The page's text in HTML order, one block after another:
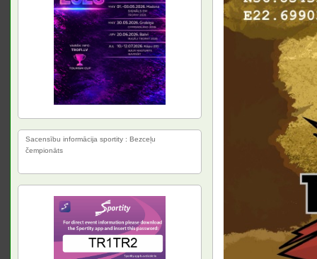
Sacensību informācija sportity : Bezceļu
čempionāts